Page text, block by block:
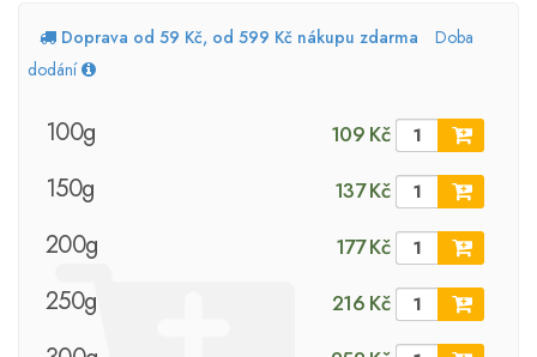
Doprava od 59 Kč, od 599 Kč nákupu zdarma
Doba
dodání
100g 109 Kč
150g 137 Kč
200g 177 Kč
250g 216 Kč